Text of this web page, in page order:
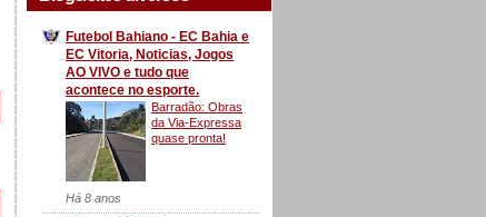
Futebol Bahiano - EC Bahia e
EC Vitoria, Noticias, Jogos
AO VIVO e tudo que
acontece no esporte.
Barradão: Obras
da Via-Expressa
quase pronta!
Há 8 anos